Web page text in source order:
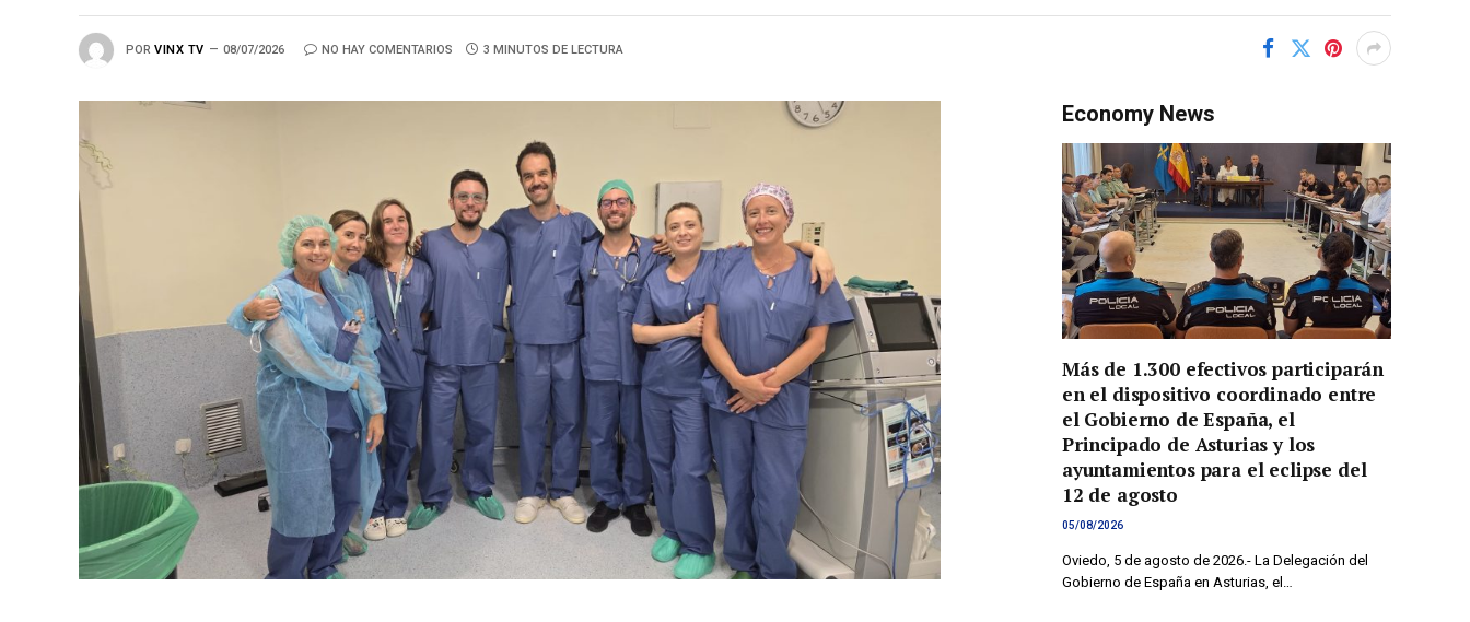
POR VINX TV 08/07/2026 NO HAY COMENTARIOS 3 MINUTOS DE LECTURA
Economy News
Más de 1.300 efectivos participarán
en el dispositivo coordinado entre
el Gobierno de España, el
Principado de Asturias y los
ayuntamientos para el eclipse del
12 de agosto
05/08/2026
Oviedo, 5 de agosto de 2026.- La Delegación del
Gobierno de España en Asturias, el…